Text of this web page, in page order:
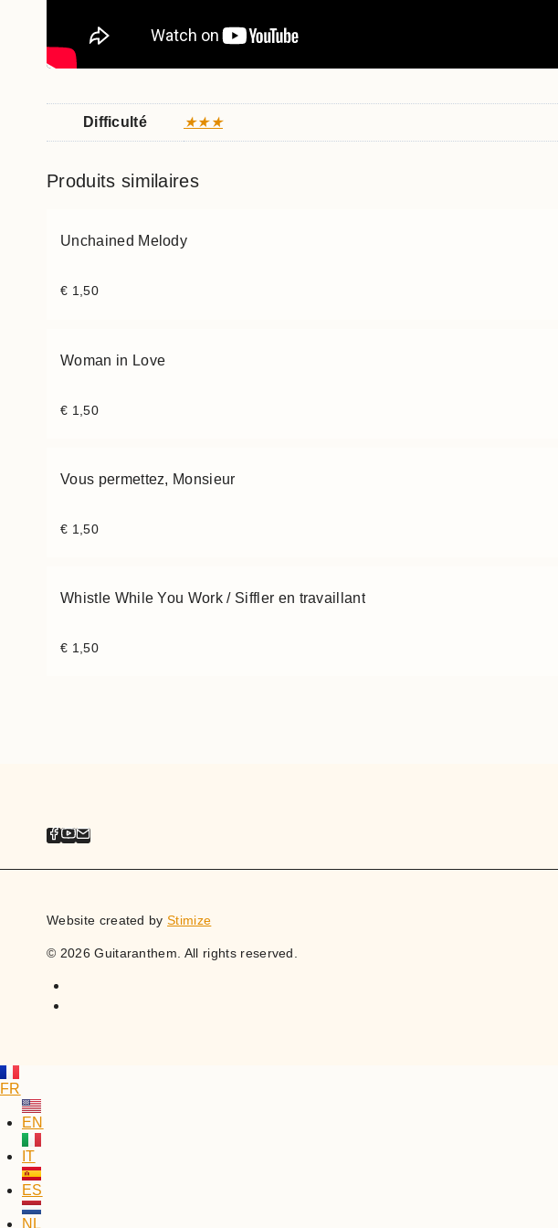
Difficulté ★★★
Produits similaires
Unchained Melody
€ 1,50
Woman in Love
€ 1,50
Vous permettez, Monsieur
€ 1,50
Whistle While You Work / Siffler en travaillant
€ 1,50
Website created byStimize
© 2026 Guitaranthem. All rights reserved.
FR
EN
IT
ES
NL